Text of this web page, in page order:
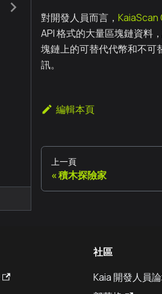
對開發人員而言， KaiaScan
API 格式的大量區塊鏈資料
塊鏈上的可替代代幣和不可
訊。
編輯本頁
上一頁
積木探險家
社區
Kaia 開發人員